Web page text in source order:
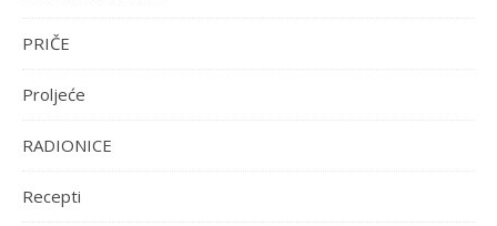
PRIČE
Proljeće
RADIONICE
Recepti